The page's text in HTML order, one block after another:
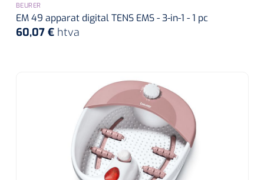
BEURER
EM 49 apparat digital TENS EMS - 3-in-1 - 1 pc
60,07 € htva